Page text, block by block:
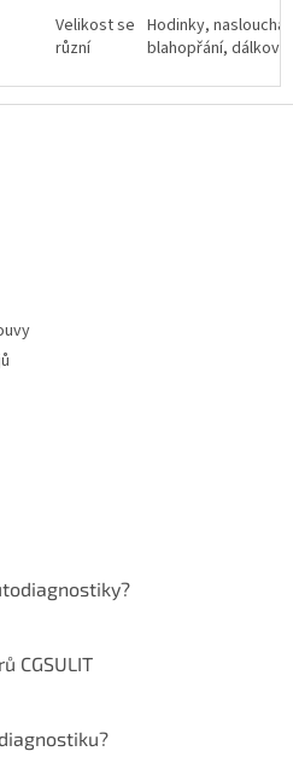
Velikost se
různí
Hodinky,
blahopřání,
CGSULIT